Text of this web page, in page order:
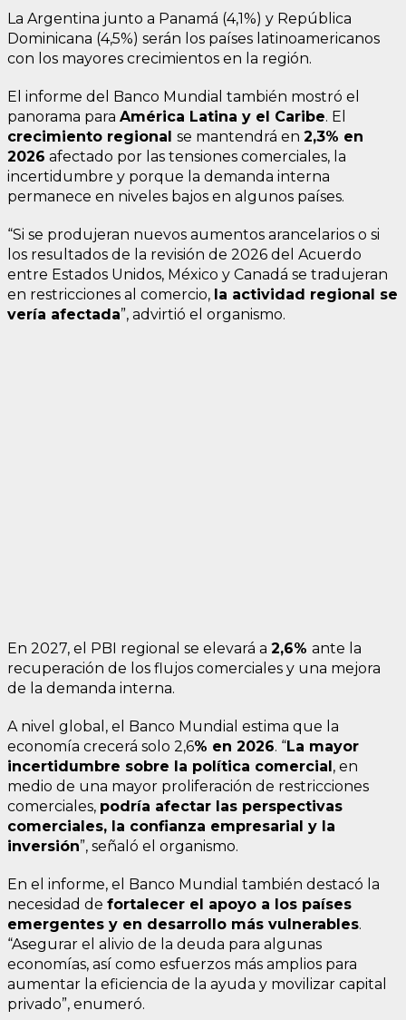
La Argentina junto a Panamá (4,1%) y República
Dominicana (4,5%) serán los países latinoamericanos
con los mayores crecimientos en la región.
El informe del Banco Mundial también mostró el
panorama para América Latina y el Caribe. El
crecimiento regional se mantendrá en 2,3% en
2026 afectado por las tensiones comerciales, la
incertidumbre y porque la demanda interna
permanece en niveles bajos en algunos países.
“Si se produjeran nuevos aumentos arancelarios o si
los resultados de la revisión de 2026 del Acuerdo
entre Estados Unidos, México y Canadá se tradujeran
en restricciones al comercio, la actividad regional se
vería afectada”, advirtió el organismo.
En 2027, el PBI regional se elevará a 2,6% ante la
recuperación de los flujos comerciales y una mejora
de la demanda interna.
A nivel global, el Banco Mundial estima que la
economía crecerá solo 2,6% en 2026. “La mayor
incertidumbre sobre la política comercial, en
medio de una mayor proliferación de restricciones
comerciales, podría afectar las perspectivas
comerciales, la confianza empresarial y la
inversión”, señaló el organismo.
En el informe, el Banco Mundial también destacó la
necesidad de fortalecer el apoyo a los países
emergentes y en desarrollo más vulnerables.
“Asegurar el alivio de la deuda para algunas
economías, así como esfuerzos más amplios para
aumentar la eficiencia de la ayuda y movilizar capital
privado”, enumeró.